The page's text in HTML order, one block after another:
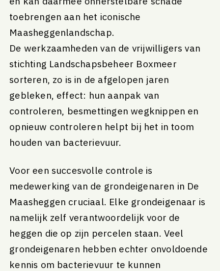
toebrengen aan het iconische
Maasheggenlandschap.
De werkzaamheden van de vrijwilligers van
stichting Landschapsbeheer Boxmeer
sorteren, zo is in de afgelopen jaren
gebleken, effect: hun aanpak van
controleren, besmettingen wegknippen en
opnieuw controleren helpt bij het in toom
houden van bacterievuur.
Voor een succesvolle controle is
medewerking van de grondeigenaren in De
Maasheggen cruciaal. Elke grondeigenaar is
namelijk zelf verantwoordelijk voor de
heggen die op zijn percelen staan. Veel
grondeigenaren hebben echter onvoldoende
kennis om bacterievuur te kunnen